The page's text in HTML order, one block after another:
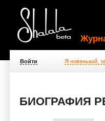
Войти Я новенький,
БИОГРАФИЯ